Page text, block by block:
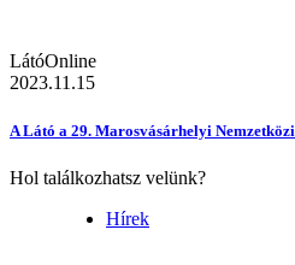
LátóOnline
2023.11.15
A Látó a 29. Marosvásárhelyi
Hol találkozhatsz velünk?
Hírek